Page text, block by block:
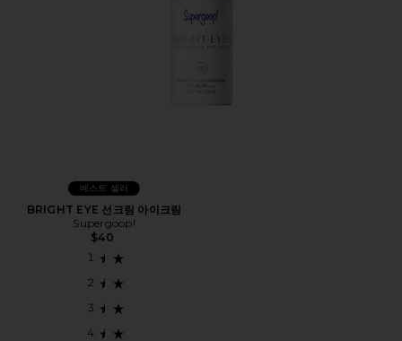
베스트 셀러
BRIGHT EYE 선크림 아이크림
Supergoop!
$40